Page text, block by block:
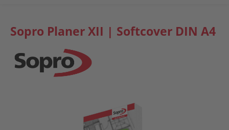
Sopro Planer XII | Softcover DIN A4